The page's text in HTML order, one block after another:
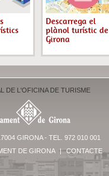
Descarrega el
plànol turístic de
Girona
DE L'OFICINA DE TURISME
GIRONA - TEL. 972 010 001
DE GIRONA | CONTACTE